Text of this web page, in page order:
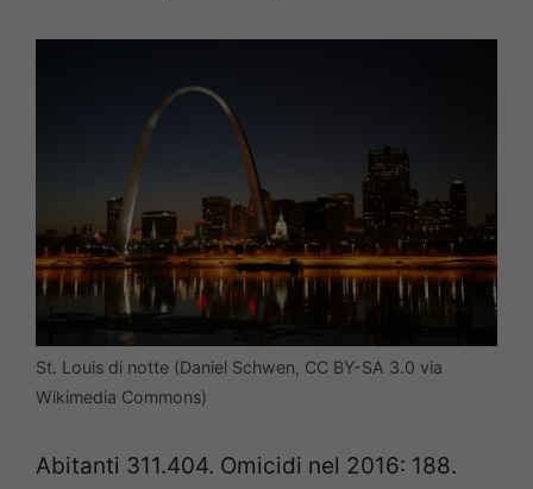
St. Louis di notte (Daniel Schwen, CC BY-SA 3.0 via
Wikimedia Commons)
Abitanti 311.404. Omicidi nel 2016: 188.